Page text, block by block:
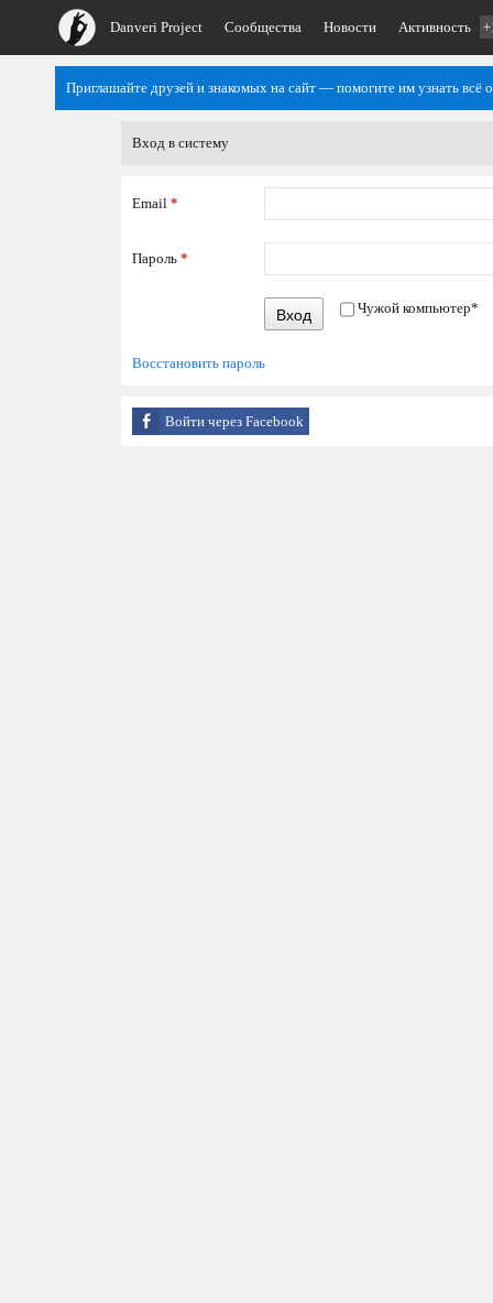
Danveri Project Сообщества Новости Активность
Приглашайте друзей и знакомых на сайт — помогите им узнать всё
Вход в систему
Email *
Пароль *
Вход Чужой компьютер*
Восстановить пароль
Войти через Facebook